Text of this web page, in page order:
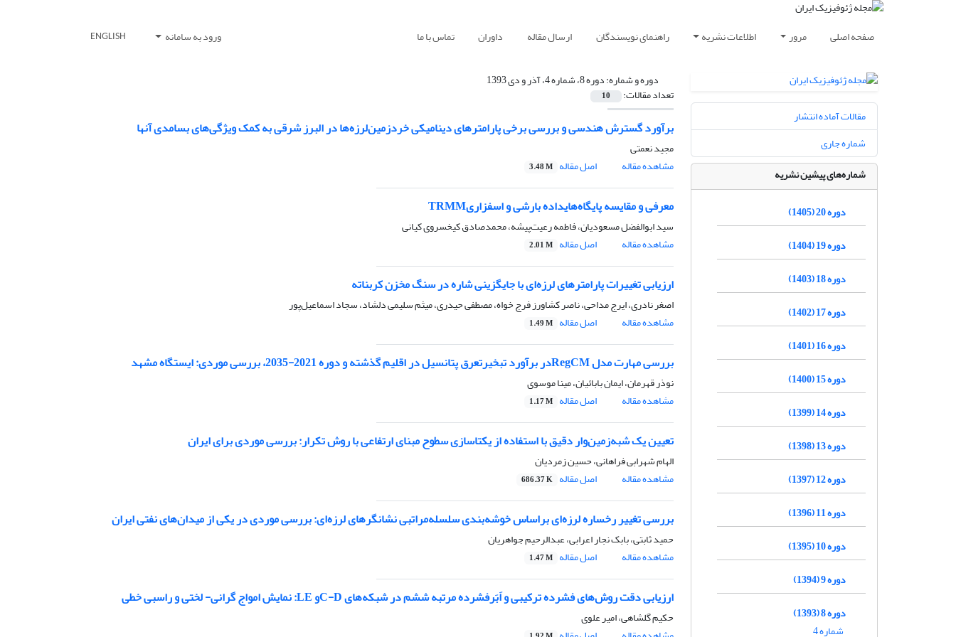
صفحه اصلی مرور اطلاعات نشریه راهنمای نویسندگان ارسال مقاله داوران تماس با ما ورود به سامانه ENGLISH
دوره و شماره:دوره 8، شماره 4، آذر و دی 1393
تعداد مقالات: 10
برآورد گسترش هندسی و بررسی برخی پارامترهای دینامیکی خردزمین‌لرزه‌‌ها در البرز شرقی به کمک ویژگی‌های بسامدی آنها
مجید نعمتی
مشاهده مقاله
اصل مقاله 3.48 M
معرفی و مقایسه پایگاه‌هایداده بارشی و اسفزاریTRMM
سید ابوالفضل مسعودیان، فاطمه رعیت‌‌پیشه، محمد‌صادق کیخسروی کیانی
مشاهده مقاله
اصل مقاله 2.01 M
ارزیابی تغییرات پارامترهای لرزه‌‌ای با جایگزینی شاره‌‌ در سنگ مخزن کربناته
اصغر نادری، ایرج مداحی، ناصر کشاورز فرج خواه، مصطفی حیدری، میثم سلیمی دلشاد، سجاد اسماعیل‌‌پور
مشاهده مقاله
اصل مقاله 1.49 M
بررسی مهارت مدل RegCMدر برآورد تبخیرتعرق پتانسیل در اقلیم گذشته و دوره 2021-2035، بررسی موردی: ایستگاه مشهد
نوذر قهرمان، ایمان بابائیان، مینا موسوی
مشاهده مقاله
اصل مقاله 1.17 M
تعیین یک شبه‌زمین‌وار دقیق با استفاده از یکتاسازی سطوح مبنای ارتفاعی با روش تکرار: بررسی موردی برای ایران
الهام شهرابی فراهانی، حسین زمردیان
مشاهده مقاله
اصل مقاله 686.37 K
بررسی تغییر رخساره لرزه‌ای براساس خوشه‌بندی سلسله‌مراتبی نشانگرهای لرزه‌ای: بررسی موردی در یکی از میدان‌های نفتی ایران
حمید ثابتی، بابک نجار اعرابی، عبدالرحیم جواهریان
مشاهده مقاله
اصل مقاله 1.47 M
ارزیابی دقت روش‌های فشرده ترکیبی و اَبَرفشرده مرتبه ششم در شبکه‌های C-Dو LE: نمایش امواج گرانی‌- لختی و راسبی خطی
حکیم گلشاهی، امیر علوی
مقالات آماده انتشار
شماره جاری
شماره‌های پیشین نشریه
دوره 20 (1405)
دوره 19 (1404)
دوره 18 (1403)
دوره 17 (1402)
دوره 16 (1401)
دوره 15 (1400)
دوره 14 (1399)
دوره 13 (1398)
دوره 12 (1397)
دوره 11 (1396)
دوره 10 (1395)
دوره 9 (1394)
دوره 8 (1393)
شماره 4